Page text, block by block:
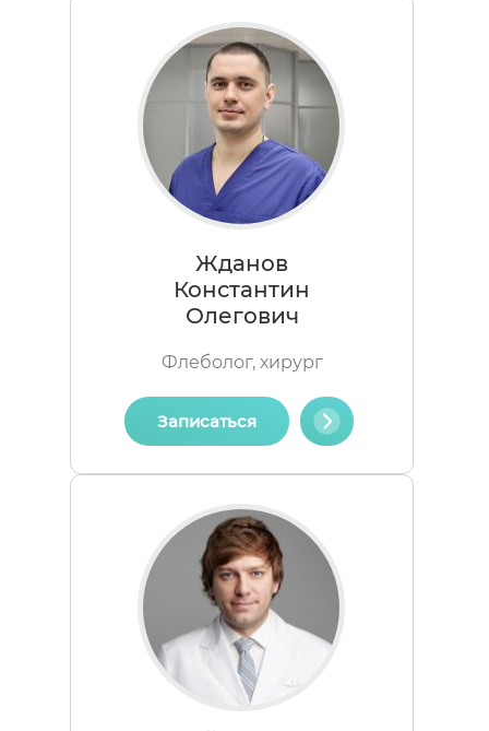
Жданов
Константин
Олегович
Флеболог, хирург
Записаться